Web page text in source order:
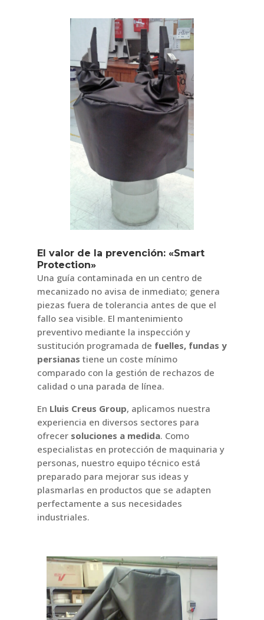
El valor de la prevención: «Smart
Protection»
Una guía contaminada en un centro de
mecanizado no avisa de inmediato; genera
piezas fuera de tolerancia antes de que el
fallo sea visible. El mantenimiento
preventivo mediante la inspección y
sustitución programada de fuelles, fundas y
persianas tiene un coste mínimo
comparado con la gestión de rechazos de
calidad o una parada de línea.
En Lluis Creus Group, aplicamos nuestra
experiencia en diversos sectores para
ofrecer soluciones a medida. Como
especialistas en protección de maquinaria y
personas, nuestro equipo técnico está
preparado para mejorar sus ideas y
plasmarlas en productos que se adapten
perfectamente a sus necesidades
industriales.